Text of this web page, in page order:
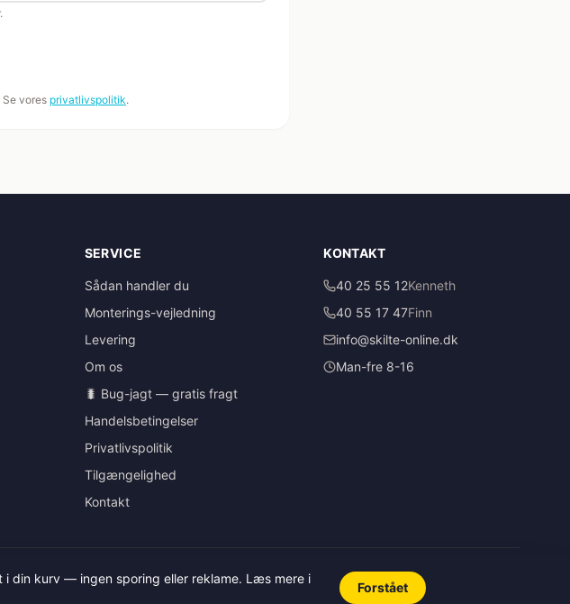
vores privatlivspolitik.
SERVICE
Sådan handler du
Monterings-vejledning
Levering
Om os
🐛 Bug-jagt — gratis fragt
Handelsbetingelser
Privatlivspolitik
Tilgængelighed
Kontakt
KONTAKT
40 25 55 12Kenneth
40 55 17 47Finn
info@skilte-online.dk
Man-fre 8-16
Betaling: MobilePay · Bankoverførsel · Faktura
din kurv — ingen sporing eller reklame. Læs mere i
Forstået